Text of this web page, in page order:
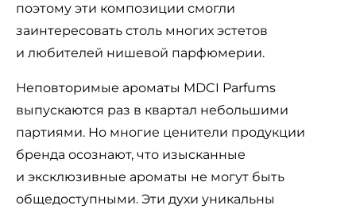
поэтому эти композиции смогли
заинтересовать столь многих эстетов
и любителей нишевой парфюмерии.
Неповторимые ароматы MDCI Parfums
выпускаются раз в квартал небольшими
партиями. Но многие ценители продукции
бренда осознают, что изысканные
и эксклюзивные ароматы не могут быть
общедоступными. Эти духи уникальны